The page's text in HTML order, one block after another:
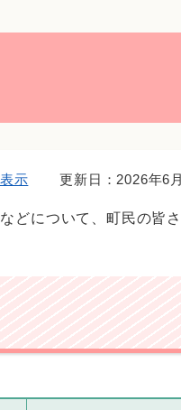
示 更新日：2026年6
どについて、町民の皆